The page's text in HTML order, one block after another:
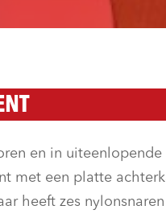
en in uiteenlopende
met een platte
heeft zes